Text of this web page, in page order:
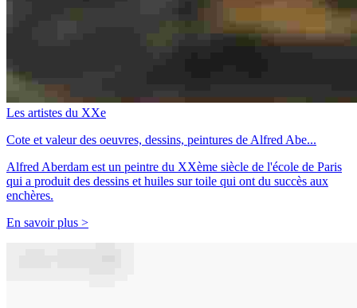
Les artistes du XXe
Cote et valeur des oeuvres, dessins, peintures de Alfred Abe...
Alfred Aberdam est un peintre du XXème siècle de l'école de Paris
qui a produit des dessins et huiles sur toile qui ont du succès aux
enchères.
En savoir plus >